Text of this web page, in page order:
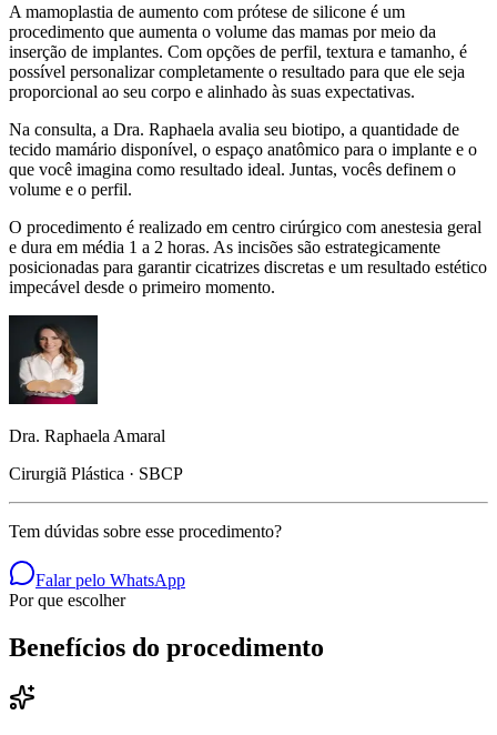
A mamoplastia de aumento com prótese de silicone é um
procedimento que aumenta o volume das mamas por meio da
inserção de implantes. Com opções de perfil, textura e tamanho, é
possível personalizar completamente o resultado para que ele seja
proporcional ao seu corpo e alinhado às suas expectativas.
Na consulta, a Dra. Raphaela avalia seu biotipo, a quantidade de
tecido mamário disponível, o espaço anatômico para o implante e o
que você imagina como resultado ideal. Juntas, vocês definem o
volume e o perfil.
O procedimento é realizado em centro cirúrgico com anestesia geral
e dura em média 1 a 2 horas. As incisões são estrategicamente
posicionadas para garantir cicatrizes discretas e um resultado estético
impecável desde o primeiro momento.
Dra. Raphaela Amaral
Cirurgiã Plástica · SBCP
Tem dúvidas sobre esse procedimento?
Falar pelo WhatsApp
Por que escolher
Benefícios do procedimento